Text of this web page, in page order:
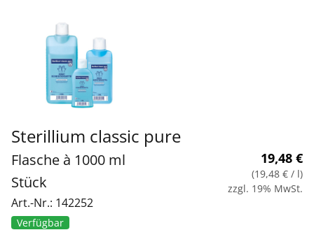
Sterillium classic pure
Flasche à 1000 ml
Stück
Art.-Nr.: 142252
Verfügbar
19,48 €
(19,48 € / l)
zzgl. 19% MwSt.